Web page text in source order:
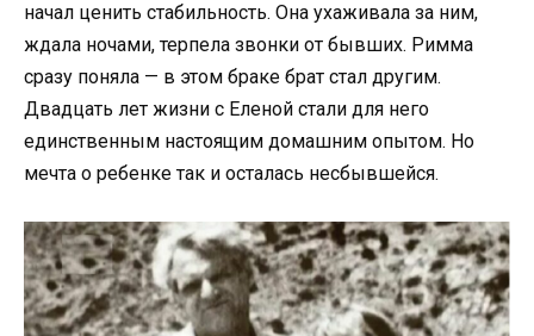
начал ценить стабильность. Она ухаживала за ним,
ждала ночами, терпела звонки от бывших. Римма
сразу поняла — в этом браке брат стал другим.
Двадцать лет жизни с Еленой стали для него
единственным настоящим домашним опытом. Но
мечта о ребенке так и осталась несбывшейся.